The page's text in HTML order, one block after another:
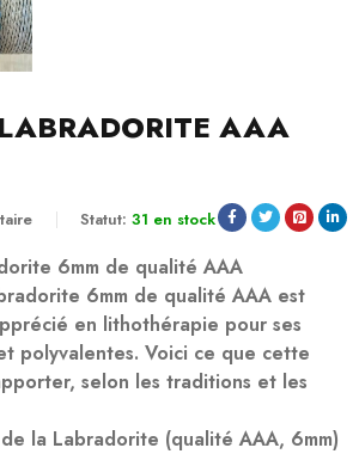
AAA
Statut: 31 en stock
6mm de qualité AAA
6mm de qualité AAA est
en lithothérapie pour ses
polyvalentes. Voici ce que cette
selon les traditions et les
la Labradorite (qualité AAA, 6mm)